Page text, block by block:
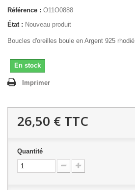
Référence : O11O0888
État : Nouveau produit
Boucles d'oreilles boule en Argent 925 rhodié
En stock
Imprimer
26,50 € TTC
Quantité